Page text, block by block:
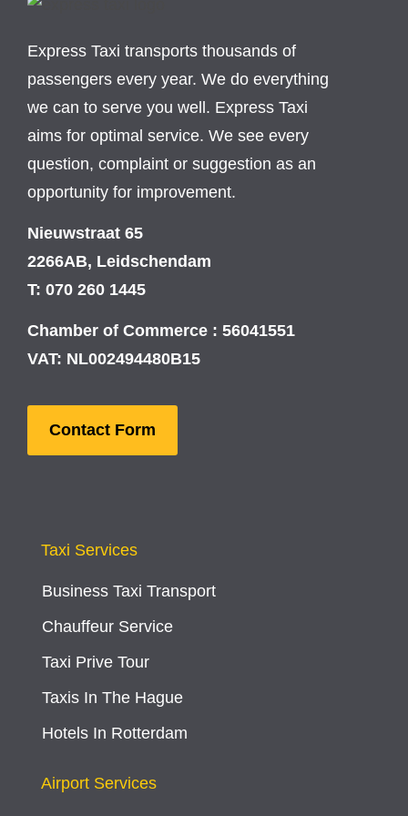
Express Taxi transports thousands of
passengers every year. We do everything
we can to serve you well. Express Taxi
aims for optimal service. We see every
question, complaint or suggestion as an
opportunity for improvement.
Nieuwstraat 65
2266AB, Leidschendam
T: 070 260 1445
Chamber of Commerce : 56041551
VAT: NL002494480B15
Contact Form
Taxi Services
Business Taxi Transport
Chauffeur Service
Taxi Prive Tour
Taxis In The Hague
Hotels In Rotterdam
Airport Services